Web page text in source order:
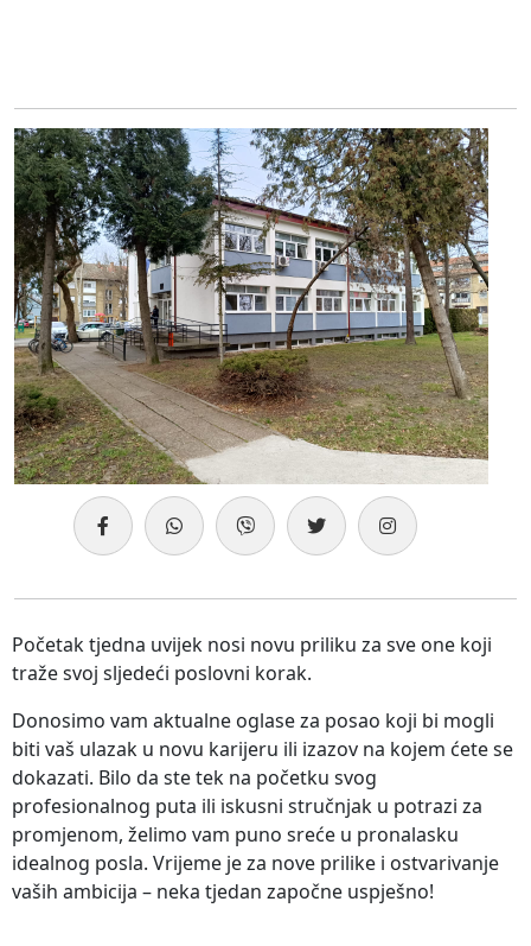
Početak tjedna uvijek nosi novu priliku za sve one koji
traže svoj sljedeći poslovni korak.
Donosimo vam aktualne oglase za posao koji bi mogli
biti vaš ulazak u novu karijeru ili izazov na kojem ćete se
dokazati. Bilo da ste tek na početku svog
profesionalnog puta ili iskusni stručnjak u potrazi za
promjenom, želimo vam puno sreće u pronalasku
idealnog posla. Vrijeme je za nove prilike i ostvarivanje
vaših ambicija – neka tjedan započne uspješno!